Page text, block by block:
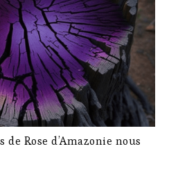
Rose d’Amazonie nous